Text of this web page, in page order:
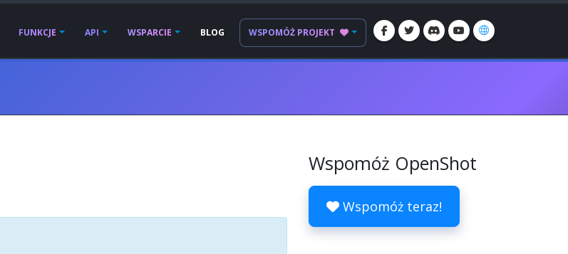
FUNKCJE API WSPARCIE BLOG WSPOMÓŻ PROJEKT
Wspomóż OpenShot
Wspomóż teraz!